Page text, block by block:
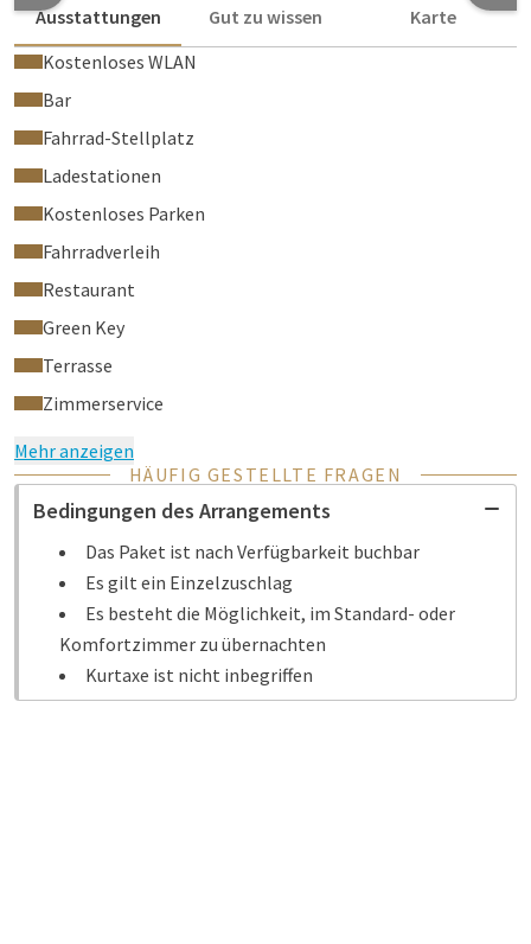
Ausstattungen
Gut zu wissen
Karte
Kostenloses WLAN
Bar
Fahrrad-Stellplatz
Ladestationen
Kostenloses Parken
Fahrradverleih
Restaurant
Green Key
Terrasse
Zimmerservice
Mehr anzeigen
HÄUFIG GESTELLTE FRAGEN
Bedingungen des Arrangements
Das Paket ist nach Verfügbarkeit buchbar
Es gilt ein Einzelzuschlag
Es besteht die Möglichkeit, im Standard- oder
Komfortzimmer zu übernachten
Kurtaxe ist nicht inbegriffen